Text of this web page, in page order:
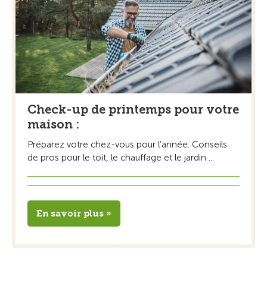
Check-up de printemps pour votre
maison :
Préparez votre chez-vous pour l’année. Conseils
de pros pour le toit, le chauffage et le jardin ...
En savoir plus »